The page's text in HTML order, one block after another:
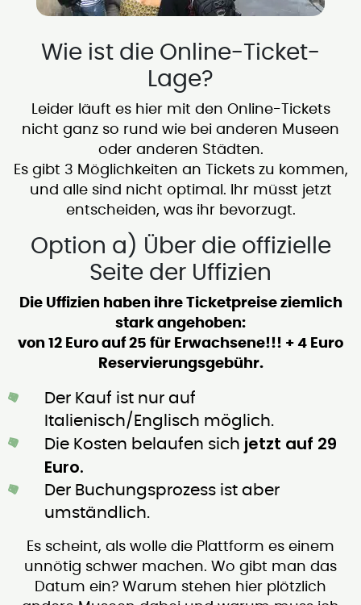
Wie ist die Online-Ticket-
Lage?
Leider läuft es hier mit den Online-Tickets
nicht ganz so rund wie bei anderen Museen
oder anderen Städten.
Es gibt 3 Möglichkeiten an Tickets zu kommen,
und alle sind nicht optimal. Ihr müsst jetzt
entscheiden, was ihr bevorzugt.
Option a) Über die offizielle
Seite der Uffizien
Die Uffizien haben ihre Ticketpreise ziemlich
stark angehoben:
von 12 Euro auf 25 für Erwachsene!!! + 4 Euro
Reservierungsgebühr.
Der Kauf ist nur auf
Italienisch/Englisch möglich.
Die Kosten belaufen sich jetzt auf 29
Euro.
Der Buchungsprozess ist aber
umständlich.
Es scheint, als wolle die Plattform es einem
unnötig schwer machen. Wo gibt man das
Datum ein? Warum stehen hier plötzlich